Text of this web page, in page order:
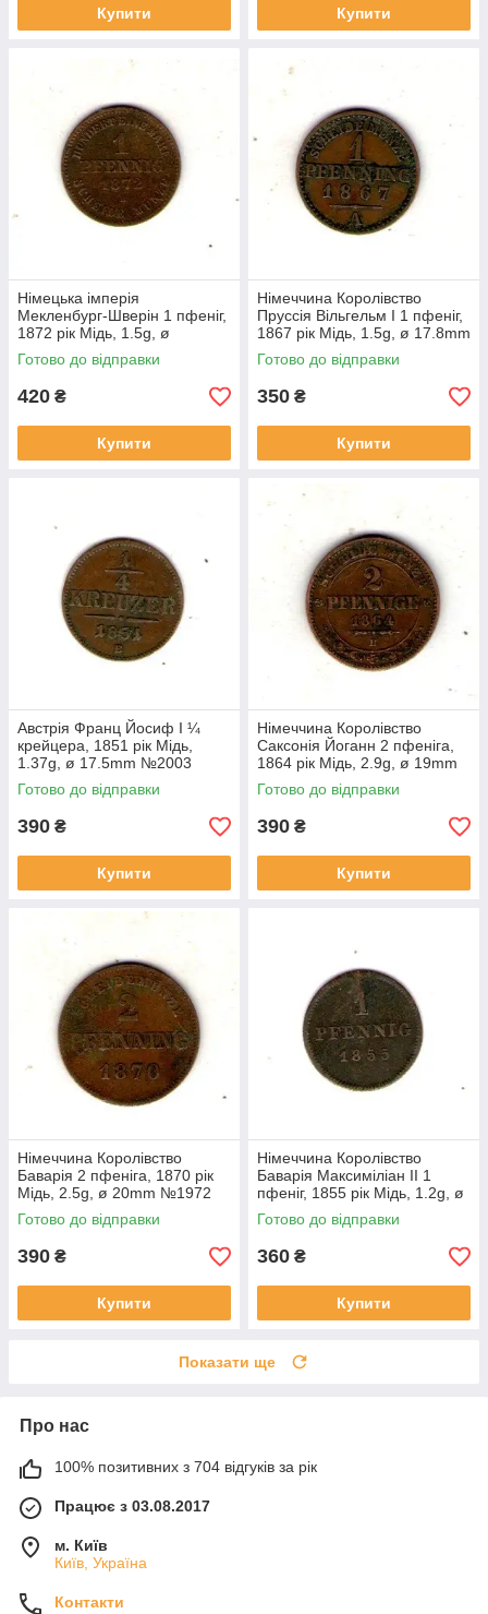
Купити Купити
Німецька імперія
Мекленбург-Шверін 1 пфеніг,
1872 рік Мідь, 1.5g, ø
16.92mm №2025
Готово до відправки
420 ₴
Купити
Німеччина Королівство
Пруссія Вільгельм I 1 пфеніг,
1867 рік Мідь, 1.5g, ø 17.8mm
№1990
Готово до відправки
350 ₴
Купити
Австрія Франц Йосиф I ¼
крейцера, 1851 рік Мідь,
1.37g, ø 17.5mm №2003
Готово до відправки
390 ₴
Купити
Німеччина Королівство
Саксонія Йоганн 2 пфеніга,
1864 рік Мідь, 2.9g, ø 19mm
№2006
Готово до відправки
390 ₴
Купити
Німеччина Королівство
Баварія 2 пфеніга, 1870 рік
Мідь, 2.5g, ø 20mm №1972
Готово до відправки
390 ₴
Купити
Німеччина Королівство
Баварія Максиміліан ІІ 1
пфеніг, 1855 рік Мідь, 1.2g, ø
17mm №1966
Готово до відправки
360 ₴
Купити
Показати ще
Про нас
100% позитивних з 704 відгуків за рік
Працює з 03.08.2017
м. Київ
Київ, Україна
Контакти